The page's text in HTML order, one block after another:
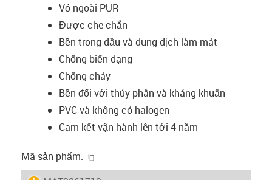
Vỏ ngoài PUR
Được che chắn
Bền trong dầu và dung dịch làm mát
Chống biến dạng
Chống cháy
Bền đối với thủy phân và kháng khuẩn
PVC và không có halogen
Cam kết vận hành lên tới 4 năm
Mã sản phẩm.